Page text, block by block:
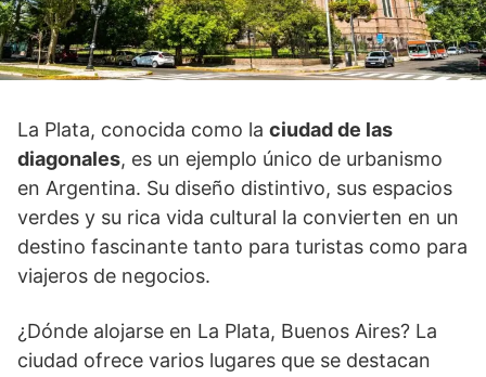
La Plata, conocida como la ciudad de las
diagonales, es un ejemplo único de urbanismo
en Argentina. Su diseño distintivo, sus espacios
verdes y su rica vida cultural la convierten en un
destino fascinante tanto para turistas como para
viajeros de negocios.
¿Dónde alojarse en La Plata, Buenos Aires? La
ciudad ofrece varios lugares que se destacan